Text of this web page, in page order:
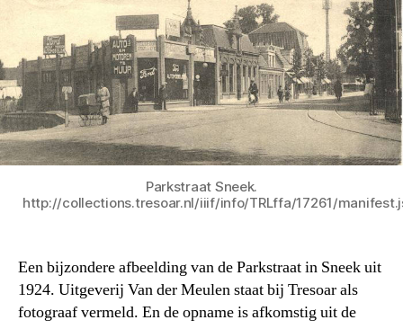
Parkstraat Sneek.
http://collections.tresoar.nl/iiif/info/TRLffa/17261/
Een bijzondere afbeelding van de Parkstraat in Sneek uit
1924. Uitgeverij Van der Meulen staat bij Tresoar als
fotograaf vermeld. En de opname is afkomstig uit de